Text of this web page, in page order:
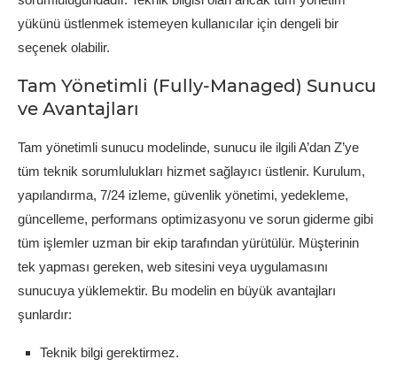
yükünü üstlenmek istemeyen kullanıcılar için dengeli bir
seçenek olabilir.
Tam Yönetimli (Fully-Managed) Sunucu
ve Avantajları
Tam yönetimli sunucu modelinde, sunucu ile ilgili A’dan Z’ye
tüm teknik sorumlulukları hizmet sağlayıcı üstlenir. Kurulum,
yapılandırma, 7/24 izleme, güvenlik yönetimi, yedekleme,
güncelleme, performans optimizasyonu ve sorun giderme gibi
tüm işlemler uzman bir ekip tarafından yürütülür. Müşterinin
tek yapması gereken, web sitesini veya uygulamasını
sunucuya yüklemektir. Bu modelin en büyük avantajları
şunlardır:
Teknik bilgi gerektirmez.